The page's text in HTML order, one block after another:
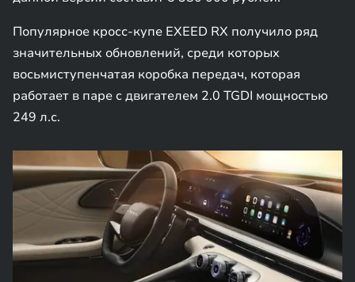
Популярное кросс-купе EXEED RX получило ряд
значительных обновлений, среди которых
восьмиступенчатая коробка передач, которая
работает в паре c двигателем 2.0 TGDI мощностью
249 л.с.